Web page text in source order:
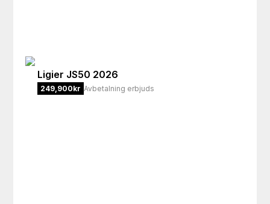
Ligier JS50 2026
249,900kr Avbetalning erbjuds